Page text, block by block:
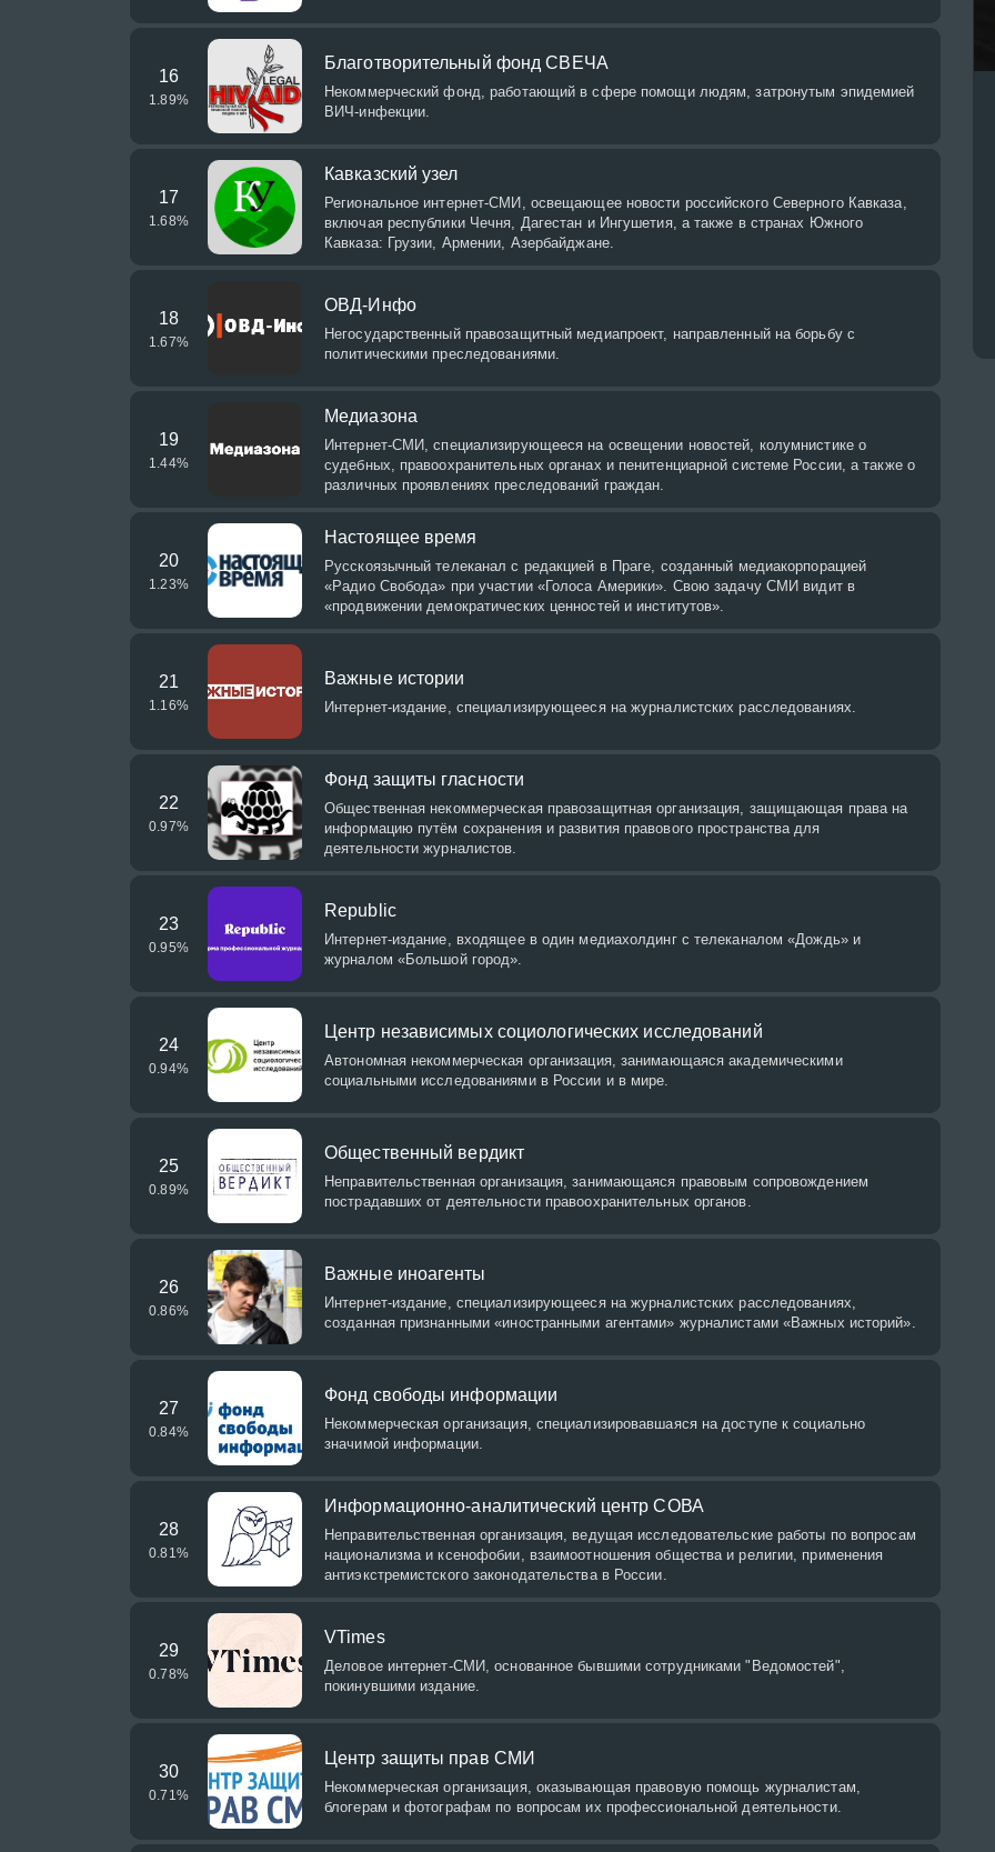
16
1.89%
Благотворительный фонд СВЕЧА
Некоммерческий фонд, работающий в сфере помощи людям, затронутым эпидемией
ВИЧ-инфекции.
17
1.68%
Кавказский узел
Региональное интернет-СМИ, освещающее новости российского Северного Кавказа,
включая республики Чечня, Дагестан и Ингушетия, а также в странах Южного
Кавказа: Грузии, Армении, Азербайджане.
18
1.67%
ОВД-Инфо
Негосударственный правозащитный медиапроект, направленный на борьбу с
политическими преследованиями.
19
1.44%
Медиазона
Интернет-СМИ, специализирующееся на освещении новостей, колумнистике о
судебных, правоохранительных органах и пенитенциарной системе России, а также о
различных проявлениях преследований граждан.
20
1.23%
Настоящее время
Русскоязычный телеканал с редакцией в Праге, созданный медиакорпорацией
«Радио Свобода» при участии «Голоса Америки». Свою задачу СМИ видит в
«продвижении демократических ценностей и институтов».
21
1.16%
Важные истории
Интернет-издание, специализирующееся на журналистских расследованиях.
22
0.97%
Фонд защиты гласности
Общественная некоммерческая правозащитная организация, защищающая права на
информацию путём сохранения и развития правового пространства для
деятельности журналистов.
23
0.95%
Republic
Интернет-издание, входящее в один медиахолдинг с телеканалом «Дождь» и
журналом «Большой город».
24
0.94%
Центр независимых социологических исследований
Автономная некоммерческая организация, занимающаяся академическими
социальными исследованиями в России и в мире.
25
0.89%
Общественный вердикт
Неправительственная организация, занимающаяся правовым сопровождением
пострадавших от деятельности правоохранительных органов.
26
0.86%
Важные иноагенты
Интернет-издание, специализирующееся на журналистских расследованиях,
созданная признанными «иностранными агентами» журналистами «Важных историй».
27
0.84%
Фонд свободы информации
Некоммерческая организация, специализировавшаяся на доступе к социально
значимой информации.
28
0.81 %
Информационно-аналитический центр СОВА
Неправительственная организация, ведущая исследовательские работы по вопросам
национализма и ксенофобии, взаимоотношения общества и религии, применения
антиэкстремистского законодательства в России.
29
0.78%
VTimes
Деловое интернет-СМИ, основанное бывшими сотрудниками "Ведомостей",
покинувшими издание.
30
0.71 %
Центр защиты прав СМИ
Некоммерческая организация, оказывающая правовую помощь журналистам,
блогерам и фотографам по вопросам их профессиональной деятельности.